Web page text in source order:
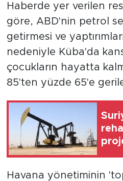
Haberde yer verilen
göre, ABD'nin petrol
getirmesi ve
nedeniyle Küba'da
çocukların hayatta
85'ten yüzde 65'e
Havana yönetiminin